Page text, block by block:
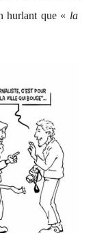
hurlant que « la